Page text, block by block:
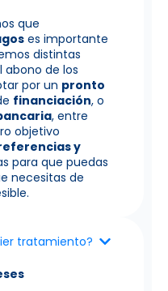
que
es importante
distintas
de los
por un pronto
financiación, o
, entre
objetivo
y
para que puedas
necesitas de
tratamiento?